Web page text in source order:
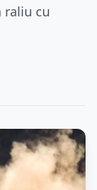
raliu cu